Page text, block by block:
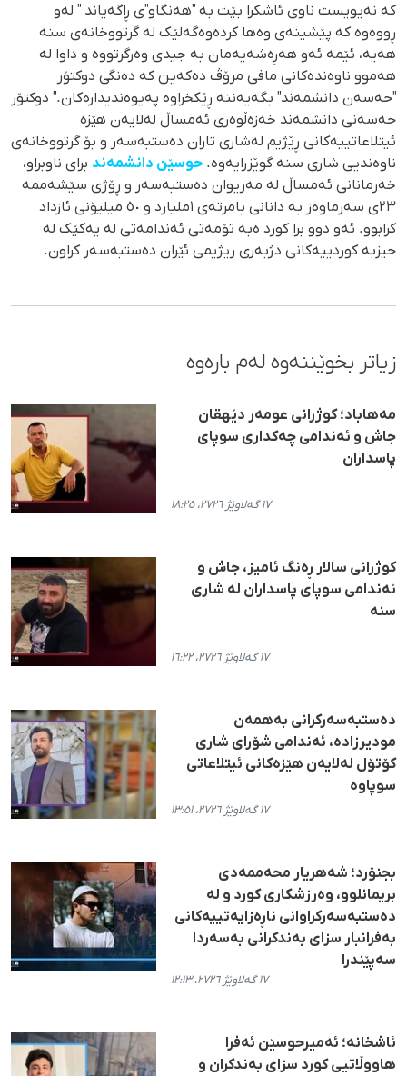
کە نەیویست ناوی ئاشکرا بێت بە "هەنگاو"ی ڕاگەیاند " لەو
ڕووەوە کە پێشینەی وەها کردەوەگەلێک لە گرتووخانەی سنە
هەیە، ئێمە ئەو هەڕەشەیەمان بە جیدی وەرگرتووە و داوا لە
هەموو ناوەندەکانی مافی مرۆڤ دەکەین کە دەنگی دوکتۆر
"حەسەن دانشمەند" بگەیەننە ڕێکخراوە پەیوەندیدارەکان." دوکتۆر
حەسەنی دانشمەند خەزەڵوەری ئەمساڵ لەلایەن هێزە
ئیتلاعاتییەکانی ڕێژیم لەشاری تاران دەستبەسەر و بۆ گرتووخانەی
ناوەندیی شاری سنە گوێزرایەوە. حوسێن دانشمەند برای ناوبراو،
خەرمانانی ئەمساڵ لە مەریوان دەستبەسەر و ڕۆژی سێشەممە
٢٣ی سەرماوەز بە دانانی بامرتەی ١ملیارد و ٥٠ میلیۆنی ئازداد
کرابوو. ئەو دوو برا کورد ەبە تۆمەتی ئەندامەتی لە یەکێک لە
حیزبە کوردییەکانی دژبەری ریژیمی ئێران دەستبەسەر کراون.
زیاتر بخوێننەوە لەم بارەوە
مەهاباد؛ کوژرانی عومەر دێهقان
جاش و ئەندامی چەکداری سوپای
پاسداران
١٧ گەلاوێژ ٢٧٢٦، ١٨:٢٥
کوژرانی سالار ڕەنگ ئامیز، جاش و
ئەندامی سوپای پاسداران لە شاری
سنە
١٧ گەلاوێژ ٢٧٢٦، ١٦:٢٢
دەستبەسەرکرانی بەهمەن
مودیرزادە، ئەندامی شۆرای شاری
کۆتۆل لەلایەن هێزەکانی ئیتلاعاتی
سوپاوە
١٧ گەلاوێژ ٢٧٢٦، ١٣:٥١
بجنۆرد؛ شەهریار محەممەدی
بریمانلوو، وەرزشکاری کورد و لە
دەستبەسەرکراوانی ناڕەزایەتییەکانی
بەفرانبار سزای بەندکرانی بەسەردا
سەپێندرا
١٧ گەلاوێژ ٢٧٢٦، ١٢:١٣
ئاشخانە؛ ئەمیرحوسێن ئەفرا
هاووڵاتیی کورد سزای بەندکران و